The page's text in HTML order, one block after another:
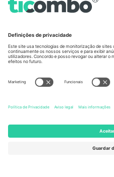
Germany
Unter den Linden 24, 10117
Berlin, Germany
131 Continental Dr, Suite 305,